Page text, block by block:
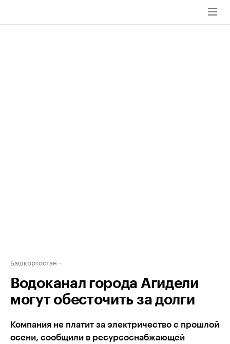
Башкортостан
Водоканал города Агидели
могут обесточить за долги
Компания не платит за электричество с прошлой
осени, сообщили в ресурсоснабжающей